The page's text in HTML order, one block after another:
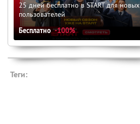
25 дней бесплатно в START для новых
пользователей
Бесплатно -100%
Теги: